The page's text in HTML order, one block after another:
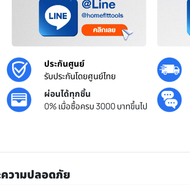
ประกันศูนย์
รับประกันโดยศูนย์ไทย
ผ่อนได้ทุกชิ้น
0% เมื่อซื้อครบ 3000 บาทขึ้นไป
วามปลอดภัย